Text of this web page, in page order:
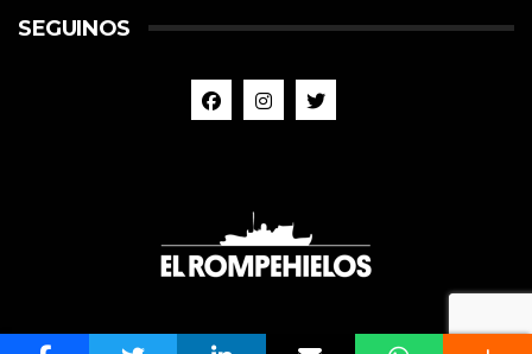
SEGUINOS